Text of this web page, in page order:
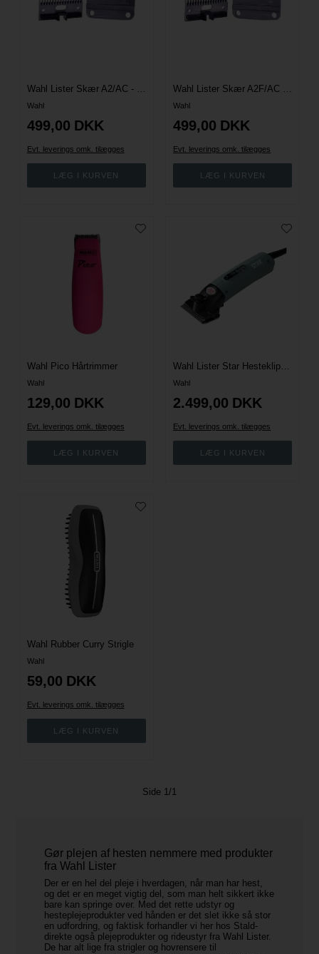
Wahl
499,00 DKK
Evt. leverings omk. tilægges
Wahl
499,00 DKK
Evt. leverings omk. tilægges
Wahl Pico Hårtrimmer
Wahl
129,00 DKK
Evt. leverings omk. tilægges
Wahl Lister Star Hesteklipper
Wahl
2.499,00 DKK
Evt. leverings omk. tilægges
Wahl Rubber Curry Strigle
Wahl
59,00 DKK
Evt. leverings omk. tilægges
Side 1/1
Gør plejen af hesten nemmere med produkter
fra Wahl Lister
Der er en hel del pleje i hverdagen, når man har hest,
og det er en meget vigtig del, som man helt sikkert ikke
bare kan springe over. Med det rette udstyr og
hesteplejeprodukter ved hånden er det slet ikke så stor
en udfordring, og faktisk forhandler vi her hos Stald-
direkte også plejeprodukter og rideustyr fra Wahl Lister.
De har alt lige fra strigler og hovrensere til